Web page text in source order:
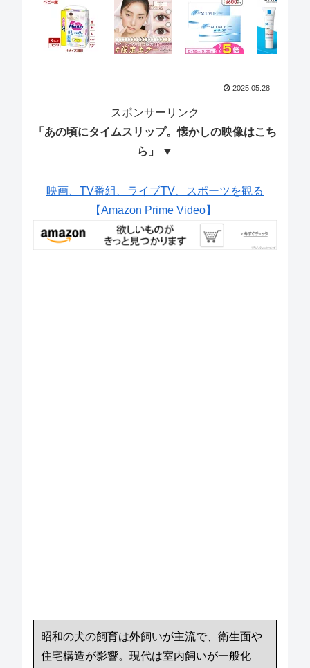
2025.05.28
スポンサーリンク
「あの頃にタイムスリップ。懐かしの映像はこち
ら」 ▼
映画、TV番組、ライブTV、スポーツを観る
【Amazon Prime Video】
昭和の犬の飼育は外飼いが主流で、衛生面や
住宅構造が影響。現代は室内飼いが一般化